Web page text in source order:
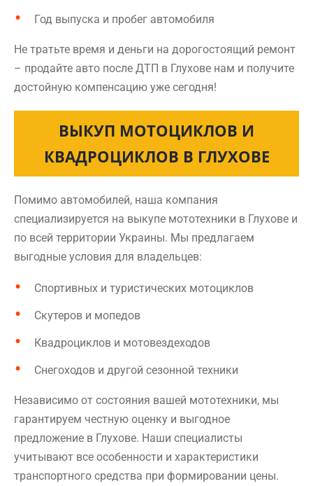
Год выпуска и пробег автомобиля
Не тратьте время и деньги на дорогостоящий ремонт
– продайте авто после ДТП в Глухове нам и получите
достойную компенсацию уже сегодня!
ВЫКУП МОТОЦИКЛОВ И
КВАДРОЦИКЛОВ В ГЛУХОВЕ
Помимо автомобилей, наша компания
специализируется на выкупе мототехники в Глухове и
по всей территории Украины. Мы предлагаем
выгодные условия для владельцев:
Спортивных и туристических мотоциклов
Скутеров и мопедов
Квадроциклов и мотовездеходов
Снегоходов и другой сезонной техники
Независимо от состояния вашей мототехники, мы
гарантируем честную оценку и выгодное
предложение в Глухове. Наши специалисты
учитывают все особенности и характеристики
транспортного средства при формировании цены.